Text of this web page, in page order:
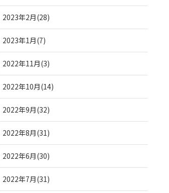
2023年2月(28)
2023年1月(7)
2022年11月(3)
2022年10月(14)
2022年9月(32)
2022年8月(31)
2022年6月(30)
2022年7月(31)